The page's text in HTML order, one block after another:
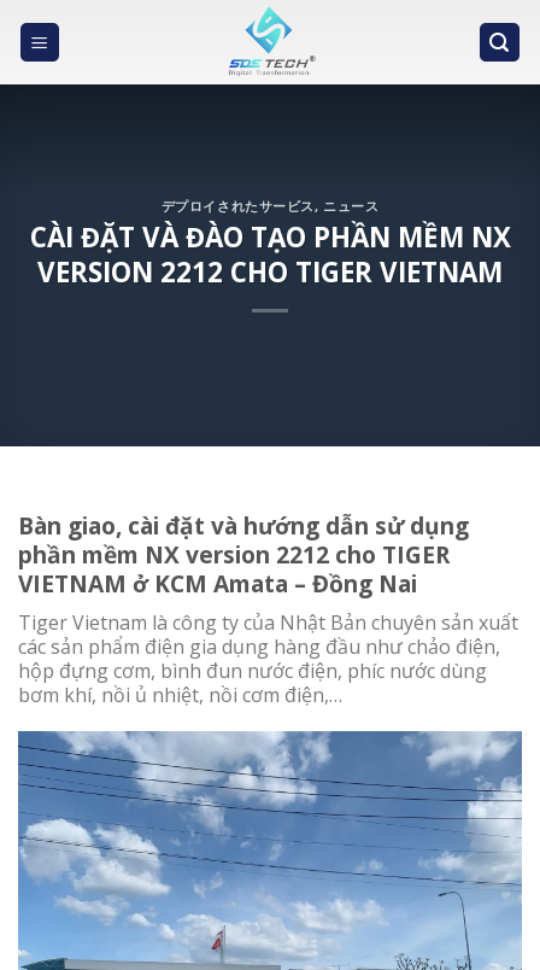
デプロイされたサービス, ニュース
CÀI ĐẶT VÀ ĐÀO TẠO PHẦN MỀM NX
VERSION 2212 CHO TIGER VIETNAM
Bàn giao, cài đặt và hướng dẫn sử dụng
phần mềm NX version 2212 cho TIGER
VIETNAM ở KCM Amata – Đồng Nai
Tiger Vietnam là công ty của Nhật Bản chuyên sản xuất
các sản phẩm điện gia dụng hàng đầu như chảo điện,
hộp đựng cơm, bình đun nước điện, phíc nước dùng
bơm khí, nồi ủ nhiệt, nồi cơm điện,…